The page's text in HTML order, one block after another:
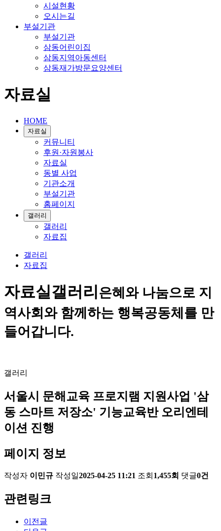
시설현황
오시는길
부설기관
부설기관
삼동어린이집
삼동지역아동센터
삼동재가방문요양센터
자료실
HOME
자료실
커뮤니티
후원·자원봉사
자료실
동별 사업
기관소개
부설기관
홈페이지
갤러리
갤러리
자료집
갤러리
자료집
자료실갤러리은혜와 나눔으로 지
역사회와 함께하는 행복공동체를 만
들어갑니다.
갤러리
서울시 문해교육 프로지램 지원사업 '삼
동 스마트 저장소' 기능교육반 오리엔테
이션 진행
페이지 정보
작성자 이민규 작성일2025-04-25 11:21 조회 1,455회 댓글0건
관련링크
이전글